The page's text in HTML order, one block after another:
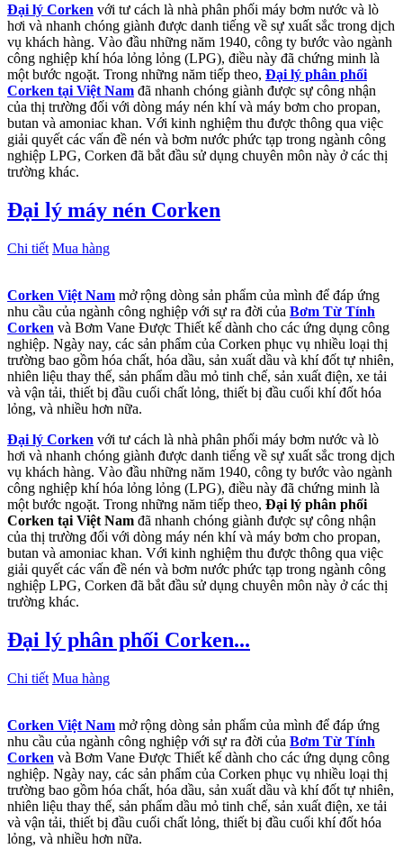
Đại lý Corken với tư cách là nhà phân phối máy bơm nước và lò
hơi và nhanh chóng giành được danh tiếng về sự xuất sắc trong dịch
vụ khách hàng. Vào đầu những năm 1940, công ty bước vào ngành
công nghiệp khí hóa lỏng lỏng (LPG), điều này đã chứng minh là
một bước ngoặt. Trong những năm tiếp theo, Đại lý phân phối
Corken tại Việt Nam đã nhanh chóng giành được sự công nhận
của thị trường đối với dòng máy nén khí và máy bơm cho propan,
butan và amoniac khan. Với kinh nghiệm thu được thông qua việc
giải quyết các vấn đề nén và bơm nước phức tạp trong ngành công
nghiệp LPG, Corken đã bắt đầu sử dụng chuyên môn này ở các thị
trường khác.
Đại lý máy nén Corken
Chi tiết Mua hàng
Corken Việt Nam mở rộng dòng sản phẩm của mình để đáp ứng
nhu cầu của ngành công nghiệp với sự ra đời của Bơm Từ Tính
Corken và Bơm Vane Được Thiết kế dành cho các ứng dụng công
nghiệp. Ngày nay, các sản phẩm của Corken phục vụ nhiều loại thị
trường bao gồm hóa chất, hóa dầu, sản xuất dầu và khí đốt tự nhiên,
nhiên liệu thay thế, sản phẩm dầu mỏ tinh chế, sản xuất điện, xe tải
và vận tải, thiết bị đầu cuối chất lỏng, thiết bị đầu cuối khí đốt hóa
lỏng, và nhiều hơn nữa.
Đại lý Corken với tư cách là nhà phân phối máy bơm nước và lò
hơi và nhanh chóng giành được danh tiếng về sự xuất sắc trong dịch
vụ khách hàng. Vào đầu những năm 1940, công ty bước vào ngành
công nghiệp khí hóa lỏng lỏng (LPG), điều này đã chứng minh là
một bước ngoặt. Trong những năm tiếp theo, Đại lý phân phối
Corken tại Việt Nam đã nhanh chóng giành được sự công nhận
của thị trường đối với dòng máy nén khí và máy bơm cho propan,
butan và amoniac khan. Với kinh nghiệm thu được thông qua việc
giải quyết các vấn đề nén và bơm nước phức tạp trong ngành công
nghiệp LPG, Corken đã bắt đầu sử dụng chuyên môn này ở các thị
trường khác.
Đại lý phân phối Corken...
Chi tiết Mua hàng
Corken Việt Nam mở rộng dòng sản phẩm của mình để đáp ứng
nhu cầu của ngành công nghiệp với sự ra đời của Bơm Từ Tính
Corken và Bơm Vane Được Thiết kế dành cho các ứng dụng công
nghiệp. Ngày nay, các sản phẩm của Corken phục vụ nhiều loại thị
trường bao gồm hóa chất, hóa dầu, sản xuất dầu và khí đốt tự nhiên,
nhiên liệu thay thế, sản phẩm dầu mỏ tinh chế, sản xuất điện, xe tải
và vận tải, thiết bị đầu cuối chất lỏng, thiết bị đầu cuối khí đốt hóa
lỏng, và nhiều hơn nữa.